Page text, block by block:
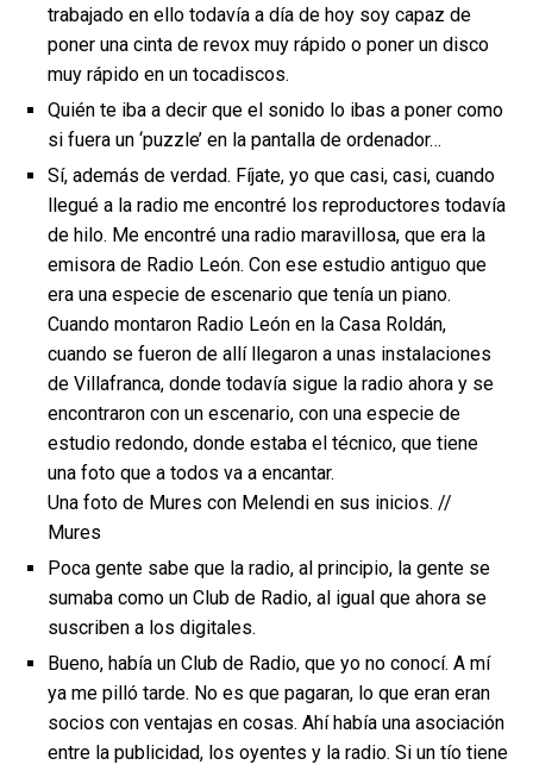
trabajado en ello todavía a día de hoy soy capaz de
poner una cinta de revox muy rápido o poner un disco
muy rápido en un tocadiscos.
Quién te iba a decir que el sonido lo ibas a poner como
si fuera un ‘puzzle’ en la pantalla de ordenador…
Sí, además de verdad. Fíjate, yo que casi, casi, cuando
llegué a la radio me encontré los reproductores todavía
de hilo. Me encontré una radio maravillosa, que era la
emisora de Radio León. Con ese estudio antiguo que
era una especie de escenario que tenía un piano.
Cuando montaron Radio León en la Casa Roldán,
cuando se fueron de allí llegaron a unas instalaciones
de Villafranca, donde todavía sigue la radio ahora y se
encontraron con un escenario, con una especie de
estudio redondo, donde estaba el técnico, que tiene
una foto que a todos va a encantar.
Una foto de Mures con Melendi en sus inicios. //
Mures
Poca gente sabe que la radio, al principio, la gente se
sumaba como un Club de Radio, al igual que ahora se
suscriben a los digitales.
Bueno, había un Club de Radio, que yo no conocí. A mí
ya me pilló tarde. No es que pagaran, lo que eran eran
socios con ventajas en cosas. Ahí había una asociación
entre la publicidad, los oyentes y la radio. Si un tío tiene